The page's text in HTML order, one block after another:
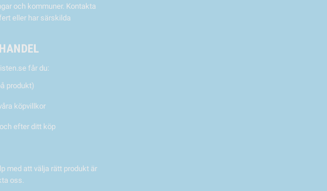
och kommuner. Kontakta
eller har särskilda
får du:
produkt)
köpvillkor
efter ditt köp
med att välja rätt produkt är
oss.